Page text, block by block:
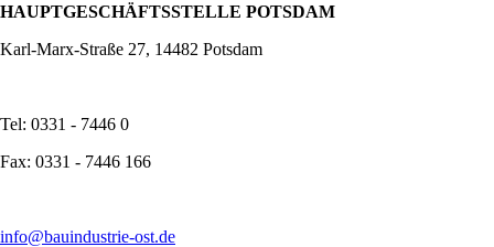
HAUPTGESCHÄFTSSTELLE POTSDAM
Karl-Marx-Straße 27, 14482 Potsdam
Tel: 0331 - 7446 0
Fax: 0331 - 7446 166
info@bauindustrie-ost.de